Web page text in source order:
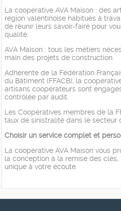
La coopérative AVA Maison : des
région valentinoise habitués à
de réunir leurs savoir-faire pour
qualité.
AVA Maison : tous les métiers
main des projets de construction.
Adhérente de la Fédération
du Bâtiment (FFACB), la
artisans coopérateurs sont
contrôlée par audit.
Les Coopératives membres de la
taux de sinistralité dans le secteur
Choisir un service complet et
La coopérative AVA Maison vous
la conception à la remise des
unique à votre écoute.